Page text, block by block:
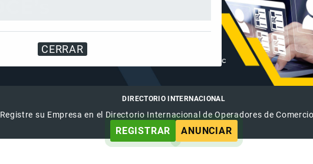
CERRAR
DIRECTORIO INTERNACIONAL
Registre su Empresa en el Directorio Internacional de Operadores de
REGISTRAR ANUNCIAR